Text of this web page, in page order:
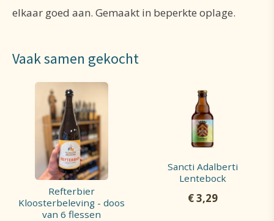
elkaar goed aan. Gemaakt in beperkte oplage.
Vaak samen gekocht
Refterbier
Kloosterbeleving - doos
van 6 flessen
Sancti Adalberti
Lentebock
€3,29